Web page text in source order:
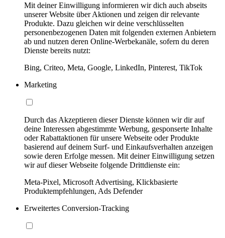
Mit deiner Einwilligung informieren wir dich auch abseits
unserer Website über Aktionen und zeigen dir relevante
Produkte. Dazu gleichen wir deine verschlüsselten
personenbezogenen Daten mit folgenden externen Anbietern
ab und nutzen deren Online-Werbekanäle, sofern du deren
Dienste bereits nutzt:
Bing, Criteo, Meta, Google, LinkedIn, Pinterest, TikTok
Marketing
Durch das Akzeptieren dieser Dienste können wir dir auf
deine Interessen abgestimmte Werbung, gesponserte Inhalte
oder Rabattaktionen für unsere Webseite oder Produkte
basierend auf deinem Surf- und Einkaufsverhalten anzeigen
sowie deren Erfolge messen. Mit deiner Einwilligung setzen
wir auf dieser Webseite folgende Drittdienste ein:
Meta-Pixel, Microsoft Advertising, Klickbasierte
Produktempfehlungen, Ads Defender
Erweitertes Conversion-Tracking